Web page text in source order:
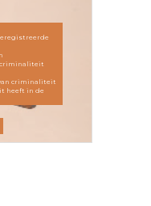
criminaliteit
criminaliteit
heeft in de